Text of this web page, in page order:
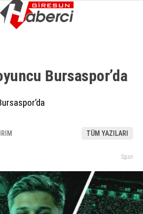
Bursaspor’da
TÜM YAZILARI
Spor